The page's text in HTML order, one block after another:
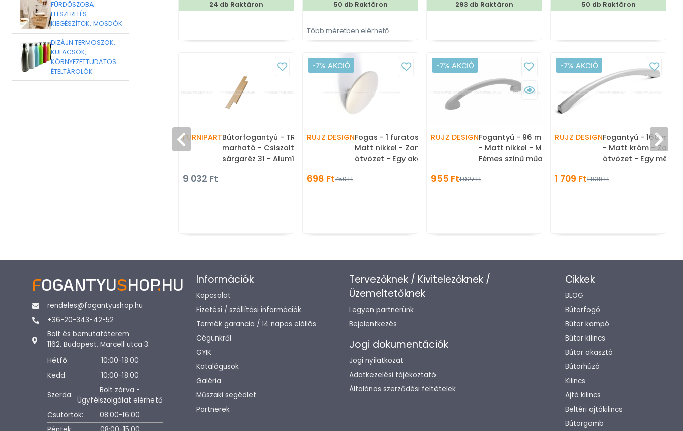
FÜRDŐSZOBA
FELSZERELÉS-
KIEGÉSZÍTŐK, MOSDÓK
DIZÁJN TERMOSZOK,
KULACSOK,
KÖRNYEZETTUDATOS
ÉTELTÁROLÓK
24 db Raktáron 50 db Raktáron
Több méretben elérhető
293 db Raktáron 50 db Raktáron
FURNIPARTBútorfogantyú - TRIM
marható - Csiszolt
sárgaréz 31 - Alumínium -
süllyeszthető színes fém
9 032 Ft
-7% AKCIÓ
RUJZ DESIGNFogas - 1 furatos - 819.32 -
Matt nikkel - Zamak fém
ötvözet - Egy akasztós
698 Ft750 Ft
-7% AKCIÓ
RUJZ DESIGNFogantyú - 96 mm - 299.08
- Matt nikkel - Műanyag -
Fémes színű műanyag
955 Ft1 027 Ft
-7% AKCIÓ
RUJZ DESIGNFogantyú - 160 mm
- Matt króm -
ötvözet - Egy
bútorfogantyú
1 709 Ft1 838 Ft
FOGANTYUSHOP.HU
rendeles@fogantyushop.hu
+36-20-343-42-52
Bolt és bemutatóterem
1162. Budapest, Marcell utca 3.
Hétfő:
10:00-18:00
Kedd:
10:00-18:00
Szerda:
Bolt zárva -
Ügyfélszolgálat elérhető
Csütörtök:
08:00-16:00
Információk
Kapcsolat
Fizetési / szállítási információk
Termék garancia / 14 napos elállás
Cégünkről
GYIK
Katalógusok
Galéria
Műszaki segédlet
Partnerek
Tervezőknek / Kivitelezőknek /
Üzemeltetőknek
Legyen partnerünk
Bejelentkezés
Jogi dokumentációk
Jogi nyilatkozat
Adatkezelési tájékoztató
Általános szerződési feltételek
Cikkek
BLOG
Bútorfogó
Bútor kampó
Bútor kilincs
Bútor akasztó
Bútorhúzó
Kilincs
Ajtó kilincs
Beltéri ajtókilincs
Bútorgomb